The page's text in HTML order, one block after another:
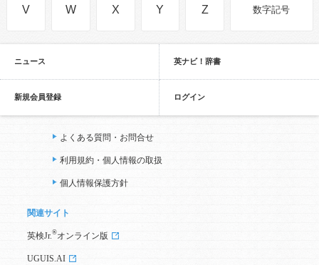
V W X Y Z 数字記号
ニュース 英ナビ！辞書
新規会員登録 ログイン
よくある質問・お問合せ
利用規約・個人情報の取扱
個人情報保護方針
関連サイト
英検Jr. ®オンライン版
UGUIS.AI